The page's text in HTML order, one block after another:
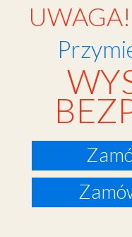
UWAGA!